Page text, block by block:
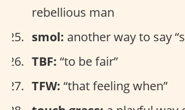
rebellious man
smol: another way to say
TBF: “to be fair”
TFW: “that feeling when”